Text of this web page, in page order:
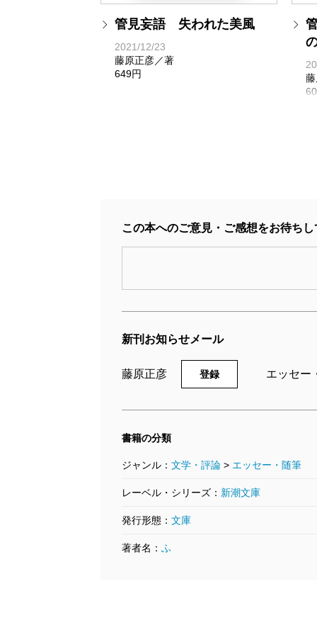
管見妄語 失われた美風
2021/12/23
藤原正彦／著
649円
2017/06/28
539円
この本へのご意見・ご感想をお待ち
新刊お知らせメール
藤原正彦 登録 エッセー
書籍の分類
ジャンル： 文学・評論 > エッセー・随筆
レーベル・シリーズ： 新潮文庫
発行形態： 文庫
著者名： ふ